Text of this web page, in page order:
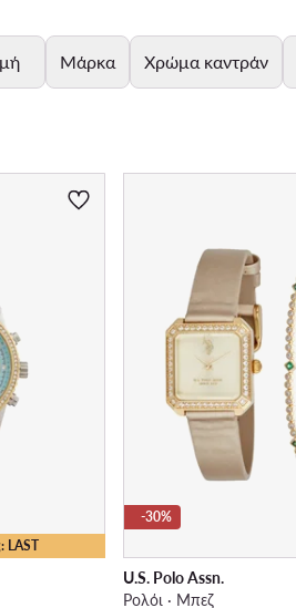
Μάρκα Χρώμα καντράν
LAST
-30%
U.S. Polo Assn.
Ρολόι · Μπεζ